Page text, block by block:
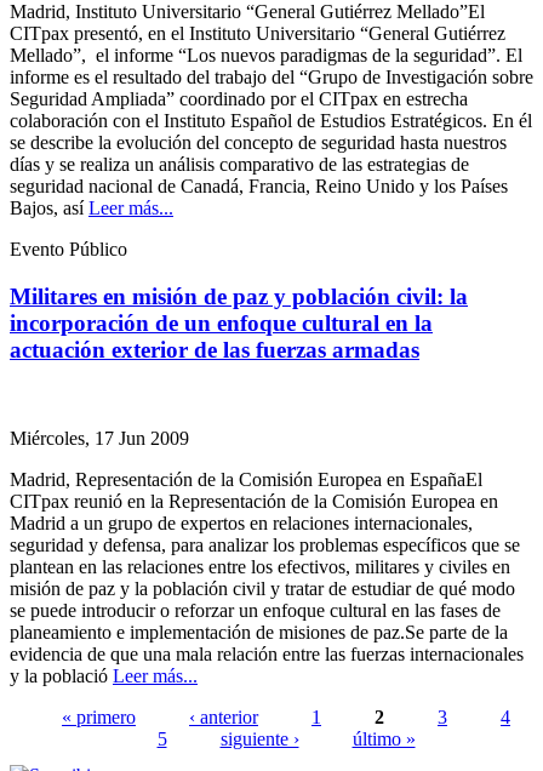
Madrid, Instituto Universitario “General Gutiérrez Mellado”El
CITpax presentó, en el Instituto Universitario “General Gutiérrez
Mellado”, el informe “Los nuevos paradigmas de la seguridad”. El
informe es el resultado del trabajo del “Grupo de Investigación sobre
Seguridad Ampliada” coordinado por el CITpax en estrecha
colaboración con el Instituto Español de Estudios Estratégicos. En él
se describe la evolución del concepto de seguridad hasta nuestros
días y se realiza un análisis comparativo de las estrategias de
seguridad nacional de Canadá, Francia, Reino Unido y los Países
Bajos, asíLeer más...
Evento Público
Militares en misión de paz y población civil: la
incorporación de un enfoque cultural en la
actuación exterior de las fuerzas armadas
Miércoles, 17 Jun 2009
Madrid, Representación de la Comisión Europea en EspañaEl
CITpax reunió en la Representación de la Comisión Europea en
Madrid a un grupo de expertos en relaciones internacionales,
seguridad y defensa, para analizar los problemas específicos que se
plantean en las relaciones entre los efectivos, militares y civiles en
misión de paz y la población civil y tratar de estudiar de qué modo
se puede introducir o reforzar un enfoque cultural en las fases de
planeamiento e implementación de misiones de paz.Se parte de la
evidencia de que una mala relación entre las fuerzas internacionales
y la població Leer más...
« primero ‹ anterior 1 2 3
4
5
siguiente › último »